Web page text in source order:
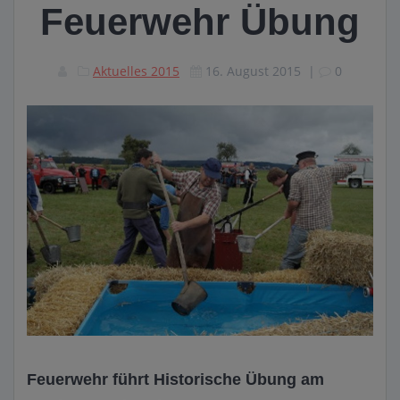
Feuerwehr Übung
Aktuelles 2015 16. August 2015 | 0
Feuerwehr führt Historische Übung am